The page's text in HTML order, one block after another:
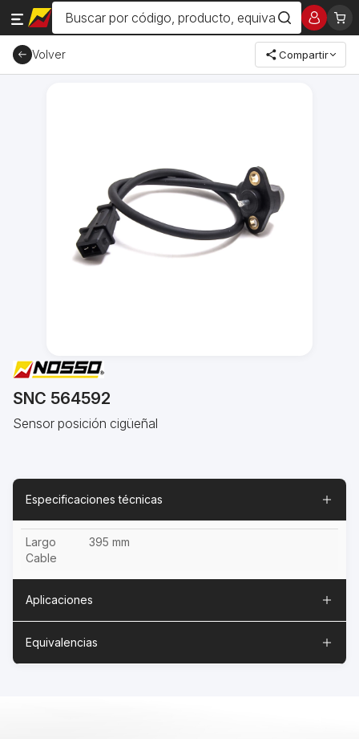
Volver Compartir
SNC 564592
Sensor posición cigüeñal
Especificaciones técnicas
Largo
Cable
395 mm
Aplicaciones
Equivalencias